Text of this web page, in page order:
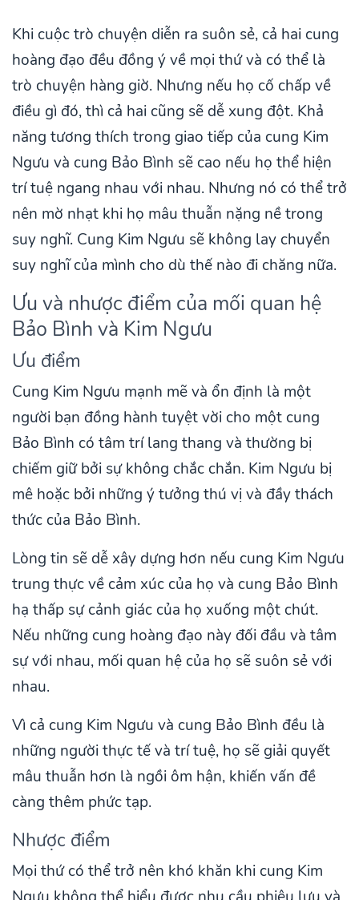
Khi cuộc trò chuyện diễn ra suôn sẻ, cả hai cung
hoàng đạo đều đồng ý về mọi thứ và có thể là
trò chuyện hàng giờ. Nhưng nếu họ cố chấp về
điều gì đó, thì cả hai cũng sẽ dễ xung đột. Khả
năng tương thích trong giao tiếp của cung Kim
Ngưu và cung Bảo Bình sẽ cao nếu họ thể hiện
trí tuệ ngang nhau với nhau. Nhưng nó có thể trở
nên mờ nhạt khi họ mâu thuẫn nặng nề trong
suy nghĩ. Cung Kim Ngưu sẽ không lay chuyển
suy nghĩ của mình cho dù thế nào đi chăng nữa.
Ưu và nhược điểm của mối quan hệ
Bảo Bình và Kim Ngưu
Ưu điểm
Cung Kim Ngưu mạnh mẽ và ổn định là một
người bạn đồng hành tuyệt vời cho một cung
Bảo Bình có tâm trí lang thang và thường bị
chiếm giữ bởi sự không chắc chắn. Kim Ngưu bị
mê hoặc bởi những ý tưởng thú vị và đầy thách
thức của Bảo Bình.
Lòng tin sẽ dễ xây dựng hơn nếu cung Kim Ngưu
trung thực về cảm xúc của họ và cung Bảo Bình
hạ thấp sự cảnh giác của họ xuống một chút.
Nếu những cung hoàng đạo này đối đầu và tâm
sự với nhau, mối quan hệ của họ sẽ suôn sẻ với
nhau.
Vì cả cung Kim Ngưu và cung Bảo Bình đều là
những người thực tế và trí tuệ, họ sẽ giải quyết
mâu thuẫn hơn là ngồi ôm hận, khiến vấn đề
càng thêm phức tạp.
Nhược điểm
Mọi thứ có thể trở nên khó khăn khi cung Kim